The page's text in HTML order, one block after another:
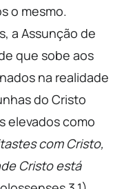
o mesmo.
a Assunção de
que sobe aos
na realidade
do Cristo
elevados como
com Cristo,
Cristo está